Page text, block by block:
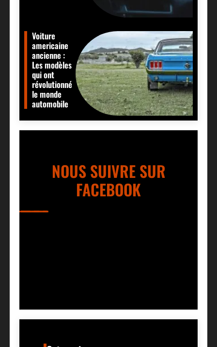
Voiture
americaine
ancienne :
Les modèles
qui ont
révolutionné
le monde
automobile
NOUS SUIVRE SUR
FACEBOOK